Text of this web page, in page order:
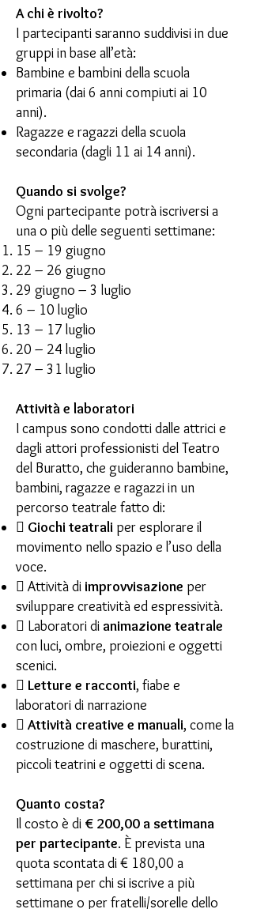
A chi è rivolto?
I partecipanti saranno suddivisi in due
gruppi in base all’età:
Bambine e bambini della scuola
primaria (dai 6 anni compiuti ai 10
anni).
Ragazze e ragazzi della scuola
secondaria (dagli 11 ai 14 anni).
Quando si svolge?
Ogni partecipante potrà iscriversi a
una o più delle seguenti settimane:
15 – 19 giugno
22 – 26 giugno
29 giugno – 3 luglio
6 – 10 luglio
13 – 17 luglio
20 – 24 luglio
27 – 31 luglio
Attività e laboratori
I campus sono condotti dalle attrici e
dagli attori professionisti del Teatro
del Buratto, che guideranno bambine,
bambini, ragazze e ragazzi in un
percorso teatrale fatto di:
 Giochi teatrali per esplorare il
movimento nello spazio e l’uso della
voce.
 Attività di improvvisazione per
sviluppare creatività ed espressività.
 Laboratori di animazione teatrale
con luci, ombre, proiezioni e oggetti
scenici.
 Letture e racconti, fiabe e
laboratori di narrazione
 Attività creative e manuali, come la
costruzione di maschere, burattini,
piccoli teatrini e oggetti di scena.
Quanto costa?
Il costo è di € 200,00 a settimana
per partecipante. È prevista una
quota scontata di € 180,00 a
settimana per chi si iscrive a più
settimane o per fratelli/sorelle dello